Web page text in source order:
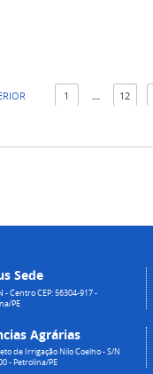
1 12
Sede
- Centro CEP: 56304-917 -
PE
Agrárias
de Irrigação Nilo Coelho - S/N
- Petrolina/PE